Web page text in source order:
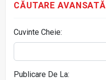
CĂUTARE AVANSATĂ
Cuvinte Cheie:
Publicare De La: